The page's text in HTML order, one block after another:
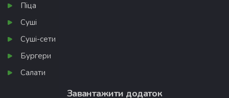
Піца
Суші
Суші-сети
Бургери
Салати
Завантажити додаток